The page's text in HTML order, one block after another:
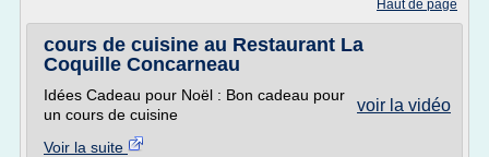
Haut de page
cours de cuisine au Restaurant La
Coquille Concarneau
voir la vidéo
Idées Cadeau pour Noël : Bon cadeau pour
un cours de cuisine
Voir la suite